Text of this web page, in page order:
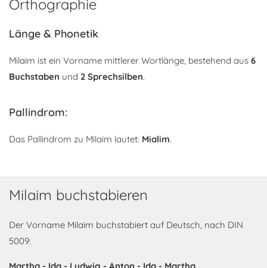
Orthographie
Länge & Phonetik
Milaim ist ein Vorname mittlerer Wortlänge, bestehend aus 6
Buchstaben und 2 Sprechsilben.
Pallindrom:
Das Pallindrom zu Milaim lautet: Mialim.
Milaim buchstabieren
Der Vorname Milaim buchstabiert auf Deutsch, nach DIN
5009: